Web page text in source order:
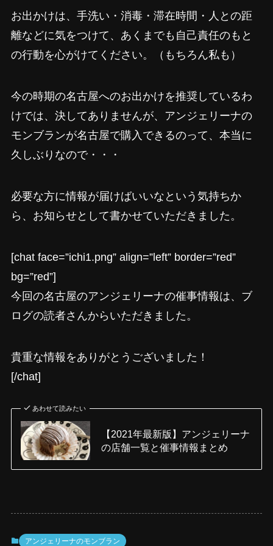
お出かけは、手洗い・消毒・滞在時間・人との距
離などに気をつけて、あくまでも自己責任のもと
の行動を心がけてください。（もちろん私も）
今の時期の名古屋へのお出かけを推奨しているわ
けでは、決してありませんが、アンジェリーナの
モンブランが名古屋で購入できるのって、本当に
久しぶりなので・・・
必要な方に情報が届けばいいなという気持ちか
ら、お知らせとして書かせていただきました。
[chat face=”ichi1.png” align=”left” border=”red”
bg=”red”]
今回の名古屋のアンジェリーナの催事情報は、ブ
ログの読者さんからいただきました。
貴重な情報をありがとうございました！
[/chat]
あわせて読みたい
【2021年最新版】アンジェリーナ
の店舗一覧と催事情報まとめ
アンジェリーナのモンブラン